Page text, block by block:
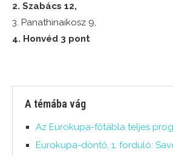
2. Szabács 12,
3. Panathinaikosz 9,
4. Honvéd 3 pont
A témába vág
Az Eurokupa-főtábla teljes
Eurokupa-döntő, 1. forduló: